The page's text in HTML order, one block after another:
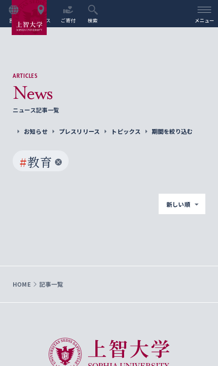
言語 アクセス ご寄付 検索 メニュー
ARTICLES
News
ニュース記事一覧
お知らせ プレスリリース トピックス 期間を絞り込む
#教育
新しい順
HOME 記事一覧
上智大学 Sophia University